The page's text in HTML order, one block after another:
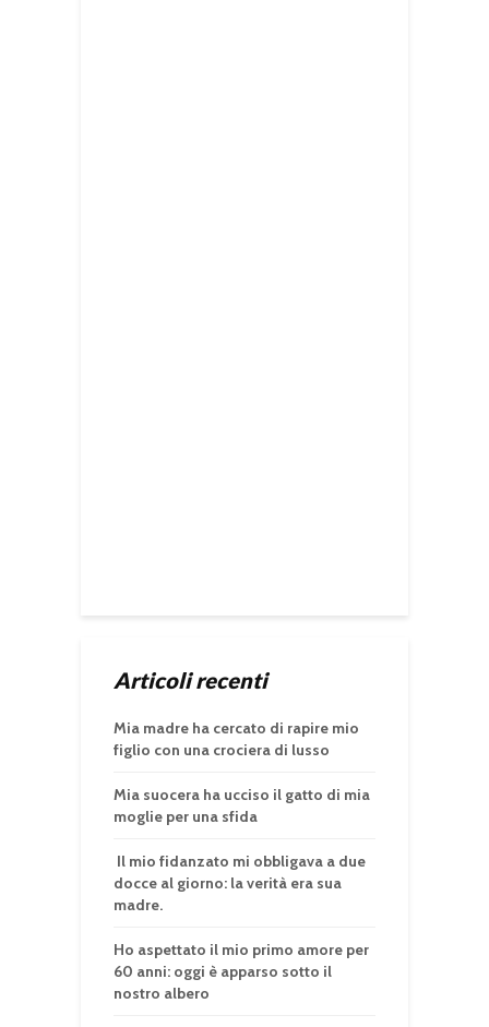
Articoli recenti
Mia madre ha cercato di rapire mio
figlio con una crociera di lusso
Mia suocera ha ucciso il gatto di mia
moglie per una sfida
Il mio fidanzato mi obbligava a due
docce al giorno: la verità era sua
madre.
Ho aspettato il mio primo amore per
60 anni: oggi è apparso sotto il
nostro albero